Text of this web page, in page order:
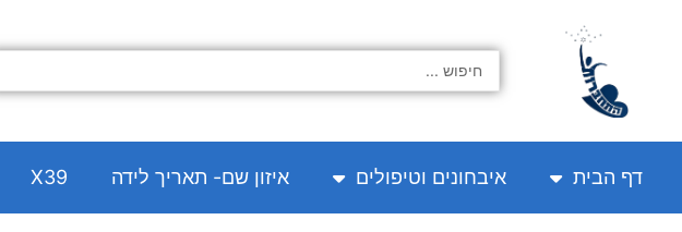
...
דף הבית איבחונים וטיפולים איזון שם- תאריך לידה X39